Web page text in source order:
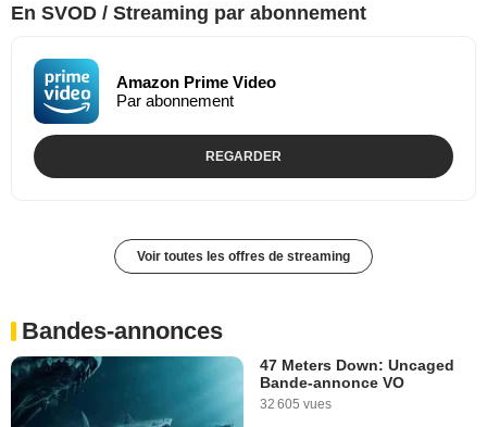
En SVOD / Streaming par abonnement
Amazon Prime Video
Par abonnement
REGARDER
Voir toutes les offres de streaming
Bandes-annonces
47 Meters Down: Uncaged
Bande-annonce VO
32 605 vues